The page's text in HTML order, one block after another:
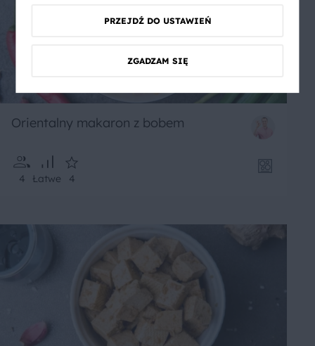
Orientalny makaron z bobem
4 Łatwe 4
PRZEJDŹ DO USTAWIEŃ
ZGADZAM SIĘ